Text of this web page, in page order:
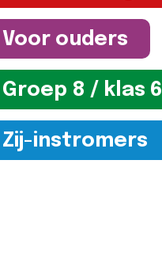
Voor ouders
Groep 8 / klas 6
Zij-instromers